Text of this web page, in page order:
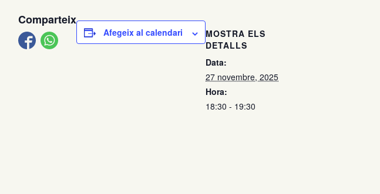
Comparteix
Afegeix al calendari
MOSTRA ELS
DETALLS
Data:
27 novembre, 2025
Hora:
18:30 - 19:30